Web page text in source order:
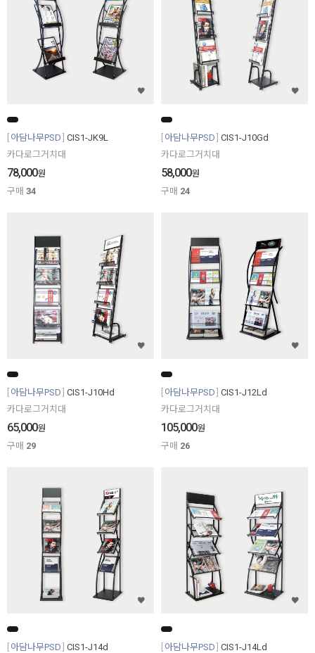
아담나무PSD CIS1-JK9L
카다로그거치대
78,000원
구매 34
아담나무PSD CIS1-J10Gd
카다로그거치대
58,000원
구매 24
아담나무PSD CIS1-J10Hd
카다로그거치대
65,000원
구매 29
아담나무PSD CIS1-J12Ld
카다로그거치대
105,000원
구매 26
아담나무PSD CIS1-J14d
아담나무PSD CIS1-J14Ld